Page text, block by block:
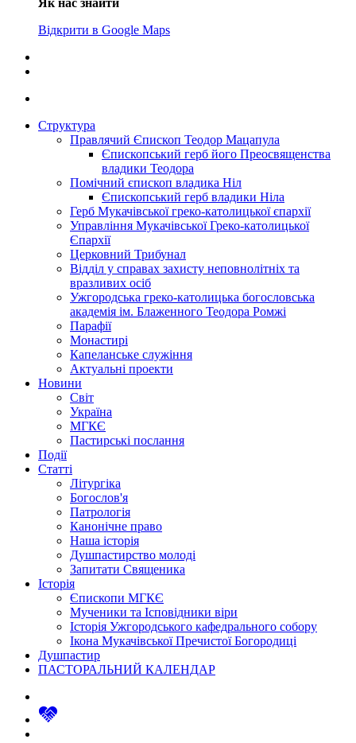
Відкрити в Google Maps
Структура
Правлячий Єпископ Теодор Мацапула
Єпископський герб його Преосвященства
владики Теодора
Помічний єпископ владика Ніл
Єпископський герб владики Ніла
Герб Мукачівської греко-католицької єпархії
Управління Мукачівської Греко-католицької
Єпархії
Церковний Трибунал
Відділ у справах захисту неповнолітніх та
вразливих осіб
Ужгородська греко-католицька богословська
академія ім. Блаженного Теодора Ромжі
Парафії
Монастирі
Капеланське служіння
Актуальні проекти
Новини
Світ
Україна
МГКЄ
Пастирські послання
Події
Статті
Літургіка
Богослов'я
Патрологія
Канонічне право
Наша історія
Душпастирство молоді
Запитати Священика
Історія
Єпископи МГКЄ
Мученики та Ісповідники віри
Історія Ужгородського кафедрального собору
Ікона Мукачівської Пречистої Богородиці
Душпастир
ПАСТОРАЛЬНИЙ КАЛЕНДАР